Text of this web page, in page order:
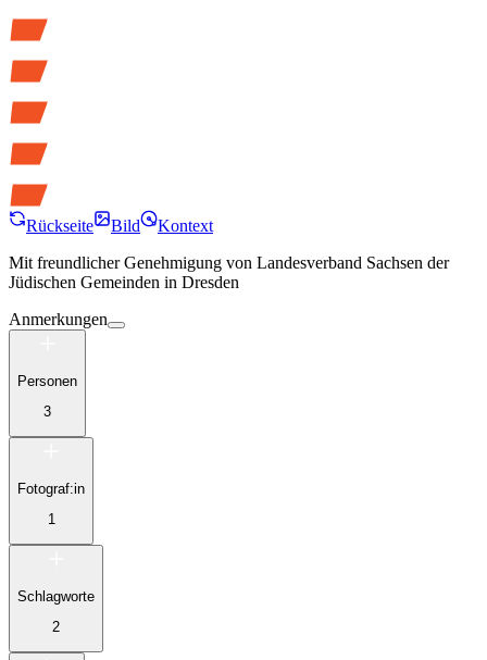
Rückseite Bild
Kontext
Mit freundlicher Genehmigung von Landesverband Sachsen der
Jüdischen Gemeinden in Dresden
Anmerkungen
Personen
3
Fotograf:in
1
Schlagworte
2